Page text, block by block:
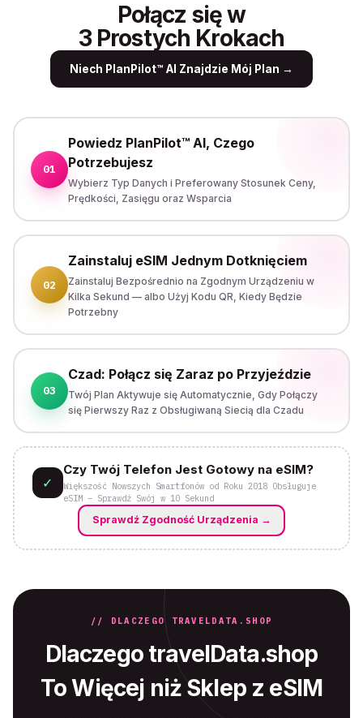
Połącz się w
3 Prostych Krokach
Niech PlanPilot™ AI Znajdzie Mój Plan →
01
Powiedz PlanPilot™ AI, Czego
Potrzebujesz
Wybierz Typ Danych i Preferowany Stosunek Ceny,
Prędkości, Zasięgu oraz Wsparcia
02
Zainstaluj eSIM Jednym Dotknięciem
Zainstaluj Bezpośrednio na Zgodnym Urządzeniu w
Kilka Sekund — albo Użyj Kodu QR, Kiedy Będzie
Potrzebny
03
Czad: Połącz się Zaraz po Przyjeździe
Twój Plan Aktywuje się Automatycznie, Gdy Połączy
się Pierwszy Raz z Obsługiwaną Siecią dla Czadu
✓
Czy Twój Telefon Jest Gotowy na eSIM?
Większość Nowszych Smartfonów od Roku 2018 Obsługuje
eSIM – Sprawdź Swój w 10 Sekund
Sprawdź Zgodność Urządzenia →
// DLACZEGO TRAVELDATA.SHOP
Dlaczego travelData.shop
To Więcej niż Sklep z eSIM